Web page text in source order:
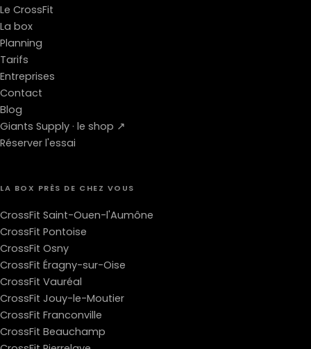
Le CrossFit
La box
Planning
Tarifs
Entreprises
Contact
Blog
Giants Supply · le shop ↗
Réserver l'essai
LA BOX PRÈS DE CHEZ VOUS
CrossFit Saint-Ouen-l'Aumône
CrossFit Pontoise
CrossFit Osny
CrossFit Éragny-sur-Oise
CrossFit Vauréal
CrossFit Jouy-le-Moutier
CrossFit Franconville
CrossFit Beauchamp